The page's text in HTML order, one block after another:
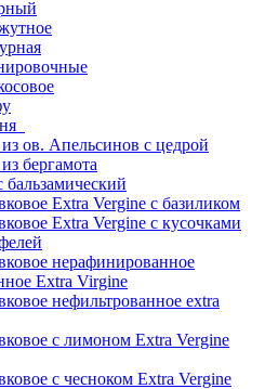
ов. Апельсинов с цедрой
бергамота
бальзамический
Extra Vergine с базиликом
Extra Vergine с кусочками
нерафинированное
Extra Virgine
нефильтрованное extra
с лимоном Extra Vergine
с чесноком Extra Vergine